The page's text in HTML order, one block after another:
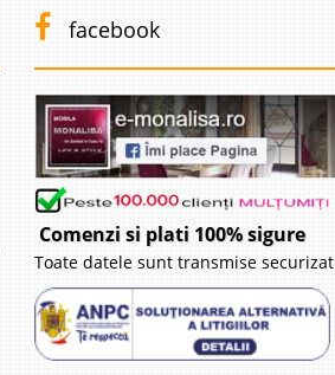
facebook
Comenzi si plati 100% sigure
Toate datele sunt transmise securizat